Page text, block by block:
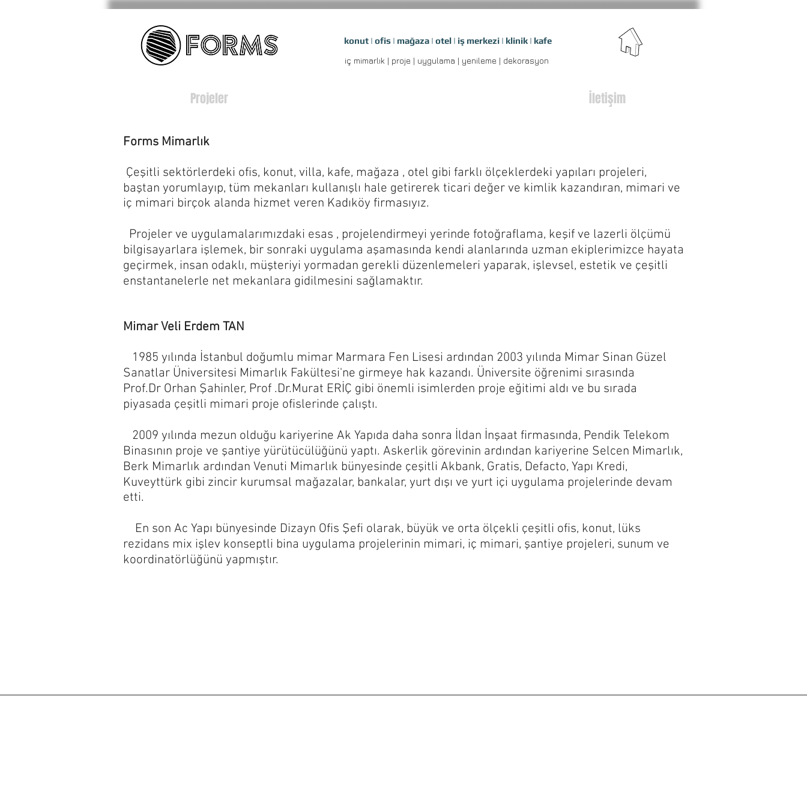
konut | ofis | mağaza | otel | iş merkezi | klinik | kafe
iç mimarlık | proje | uygulama | yenileme | dekorasyon
Projeler İletişim
Forms Mimarlık
Çeşitli sektörlerdeki ofis, konut, villa, kafe, mağaza , otel gibi farklı ölçeklerdeki yapıları projeleri,
baştan yorumlayıp, tüm mekanları kullanışlı hale getirerek ticari değer ve kimlik kazandıran, mimari ve
iç mimari birçok alanda hizmet veren Kadıköy firmasıyız.
Projeler ve uygulamalarımızdaki esas , projelendirmeyi yerinde fotoğraflama, keşif ve lazerli ölçümü
bilgisayarlara işlemek, bir sonraki uygulama aşamasında kendi alanlarında uzman ekiplerimizce hayata
geçirmek, insan odaklı, müşteriyi yormadan gerekli düzenlemeleri yaparak, işlevsel, estetik ve çeşitli
enstantanelerle net mekanlara gidilmesini sağlamaktır.
Mimar Veli Erdem TAN
1985 yılında İstanbul doğumlu mimar Marmara Fen Lisesi ardından 2003 yılında Mimar Sinan Güzel
Sanatlar Üniversitesi Mimarlık Fakültesi'ne girmeye hak kazandı. Üniversite öğrenimi sırasında
Prof.Dr Orhan Şahinler, Prof .Dr.Murat ERİÇ gibi önemli isimlerden proje eğitimi aldı ve bu sırada
piyasada çeşitli mimari proje ofislerinde çalıştı.​
2009 yılında mezun olduğu kariyerine Ak Yapıda daha sonra İldan İnşaat firmasında, Pendik Telekom
Binasının proje ve şantiye yürütücülüğünü yaptı. Askerlik görevinin ardından kariyerine Selcen Mimarlık,
Berk Mimarlık ardından Venuti Mimarlık bünyesinde çeşitli Akbank, Gratis, Defacto, Yapı Kredi,
Kuveyttürk gibi zincir kurumsal mağazalar, bankalar, yurt dışı ve yurt içi uygulama projelerinde devam
etti.
En son Ac Yapı bünyesinde Dizayn Ofis Şefi olarak, büyük ve orta ölçekli çeşitli ofis, konut, lüks
rezidans mix işlev konseptli bina uygulama projelerinin mimari, iç mimari, şantiye projeleri, sunum ve
koordinatörlüğünü yapmıştır.